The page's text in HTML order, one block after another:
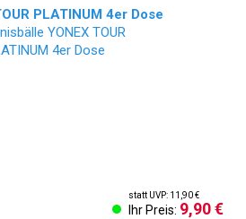
PLATINUM 4er Dose
statt UVP: 11,90 €
Ihr Preis: 9,90 €